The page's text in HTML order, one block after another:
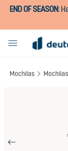
principal
END OF SEASON:
Mochilas
Omitir galería de